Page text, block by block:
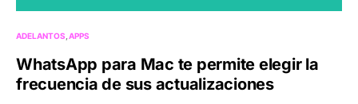
ADELANTOS APPS
WhatsApp para Mac te permite elegir la
frecuencia de sus actualizaciones